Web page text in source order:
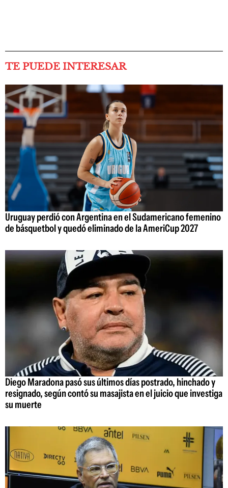
TE PUEDE INTERESAR
Uruguay perdió con Argentina en el Sudamericano femenino
de básquetbol y quedó eliminado de la AmeriCup 2027
Diego Maradona pasó sus últimos días postrado, hinchado y
resignado, según contó su masajista en el juicio que investiga
su muerte